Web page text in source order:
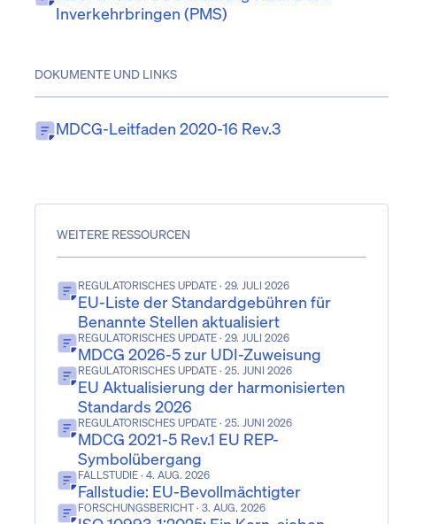
Inverkehrbringen (PMS)
DOKUMENTE UND LINKS
MDCG-Leitfaden 2020-16 Rev.3
WEITERE RESSOURCEN
REGULATORISCHES UPDATE · 29. JULI 2026
EU-Liste der Standardgebühren für
Benannte Stellen aktualisiert
REGULATORISCHES UPDATE · 29. JULI 2026
MDCG 2026-5 zur UDI-Zuweisung
REGULATORISCHES UPDATE · 25. JUNI 2026
EU Aktualisierung der harmonisierten
Standards 2026
REGULATORISCHES UPDATE · 25. JUNI 2026
MDCG 2021-5 Rev.1 EU REP-
Symbolübergang
FALLSTUDIE · 4. AUG. 2026
Fallstudie: EU-Bevollmächtigter
FORSCHUNGSBERICHT· 3. AUG. 2026